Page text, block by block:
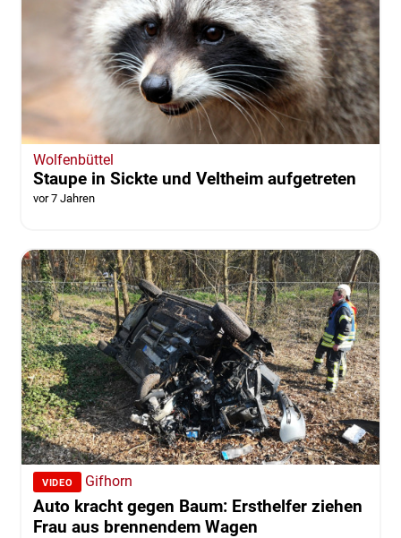
Wolfenbüttel
Staupe in Sickte und Veltheim aufgetreten
vor 7 Jahren
VIDEO Gifhorn
Auto kracht gegen Baum: Ersthelfer ziehen
Frau aus brennendem Wagen